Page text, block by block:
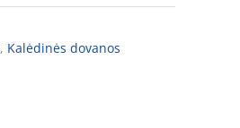
, Kalėdinės dovanos